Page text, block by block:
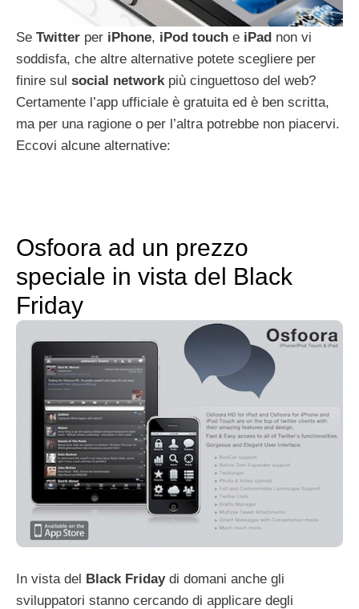
Se Twitter per iPhone, iPod touch e iPad non vi
soddisfa, che altre alternative potete scegliere per
finire sul social networkpiù cinguettoso del web?
Certamente l’app ufficiale è gratuita ed è ben scritta,
ma per una ragione o per l’altra potrebbe non piacervi.
Eccovi alcune alternative:
Osfoora ad un prezzo
speciale in vista del Black
Friday
In vista del Black Fridaydi domani anche gli
sviluppatori stanno cercando di applicare degli